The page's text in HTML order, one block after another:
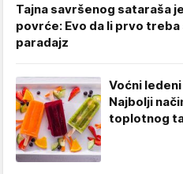
Tajna savršenog sataraša
povrće: Evo da li prvo
paradajz
Voćni
Najbolji
toplotnog